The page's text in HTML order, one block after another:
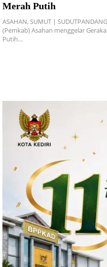
Merah Putih
ASAHAN, SUMUT |
(Pemkab) Asahan menggelar
Putih…